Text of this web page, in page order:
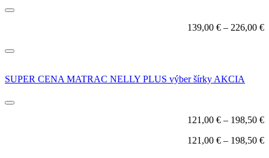
139,00 € – 226,00 €
SUPER CENA MATRAC NELLY PLUS výber šírky AKCIA
121,00 € – 198,50 €
121,00 € – 198,50 €